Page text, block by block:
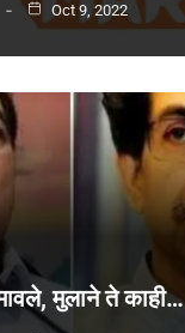
Oct 9, 2022
मुलाने ते काही…